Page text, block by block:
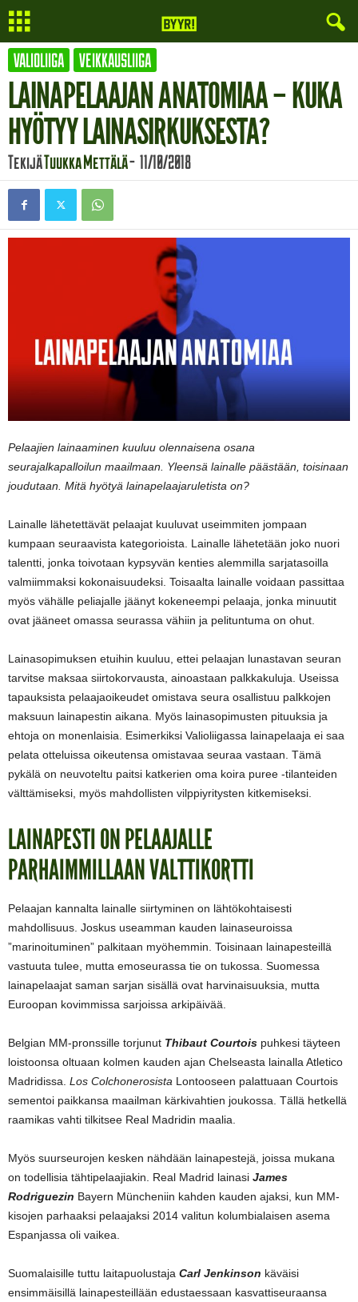
VALIOLIIGA VEIKKAUSLIIGA
LAINAPELAAJAN ANATOMIAA – KUKA
HYÖTYY LAINASIRKUKSESTA?
TekijäTuukka Mettälä- 11/10/2018
Pelaajien lainaaminen kuuluu olennaisena osana
seurajalkapalloilun maailmaan. Yleensä lainalle päästään, toisinaan
joudutaan. Mitä hyötyä lainapelaajaruletista on?
Lainalle lähetettävät pelaajat kuuluvat useimmiten jompaan
kumpaan seuraavista kategorioista. Lainalle lähetetään joko nuori
talentti, jonka toivotaan kypsyvän kenties alemmilla sarjatasoilla
valmiimmaksi kokonaisuudeksi. Toisaalta lainalle voidaan passittaa
myös vähälle peliajalle jäänyt kokeneempi pelaaja, jonka minuutit
ovat jääneet omassa seurassa vähiin ja pelituntuma on ohut.
Lainasopimuksen etuihin kuuluu, ettei pelaajan lunastavan seuran
tarvitse maksaa siirtokorvausta, ainoastaan palkkakuluja. Useissa
tapauksista pelaajaoikeudet omistava seura osallistuu palkkojen
maksuun lainapestin aikana. Myös lainasopimusten pituuksia ja
ehtoja on monenlaisia. Esimerkiksi Valioliigassa lainapelaaja ei saa
pelata otteluissa oikeutensa omistavaa seuraa vastaan. Tämä
pykälä on neuvoteltu paitsi katkerien oma koira puree -tilanteiden
välttämiseksi, myös mahdollisten vilppiyritysten kitkemiseksi.
LAINAPESTI ON PELAAJALLE
PARHAIMMILLAAN VALTTIKORTTI
Pelaajan kannalta lainalle siirtyminen on lähtökohtaisesti
mahdollisuus. Joskus useamman kauden lainaseuroissa
”marinoituminen” palkitaan myöhemmin. Toisinaan lainapesteillä
vastuuta tulee, mutta emoseurassa tie on tukossa. Suomessa
lainapelaajat saman sarjan sisällä ovat harvinaisuuksia, mutta
Euroopan kovimmissa sarjoissa arkipäivää.
Belgian MM-pronssille torjunut Thibaut Courtois puhkesi täyteen
loistoonsa oltuaan kolmen kauden ajan Chelseasta lainalla Atletico
Madridissa. Los Colchonerosista Lontooseen palattuaan Courtois
sementoi paikkansa maailman kärkivahtien joukossa. Tällä hetkellä
raamikas vahti tilkitsee Real Madridin maalia.
Myös suurseurojen kesken nähdään lainapestejä, joissa mukana
on todellisia tähtipelaajiakin. Real Madrid lainasi James
Rodriguezin Bayern Müncheniin kahden kauden ajaksi, kun MM-
kisojen parhaaksi pelaajaksi 2014 valitun kolumbialaisen asema
Espanjassa oli vaikea.
Suomalaisille tuttu laitapuolustaja Carl Jenkinson käväisi
ensimmäisillä lainapesteillään edustaessaan kasvattiseuraansa